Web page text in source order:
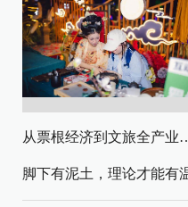
从票根经济到
脚下有泥土，理论才能有